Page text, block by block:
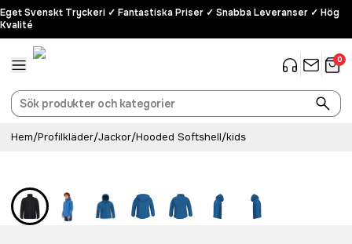
Eget Svenskt Tryckeri ✓ Fantastiska Priser ✓ Snabba Leveranser ✓ Hög
Kvalité
0
Hem/Profilkläder/Jackor/Hooded Softshell/kids